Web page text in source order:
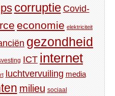
corruptie Covid-
economie elektriciteit
gezondheid
ICT internet
luchtvervuiling media
milieu sociaal